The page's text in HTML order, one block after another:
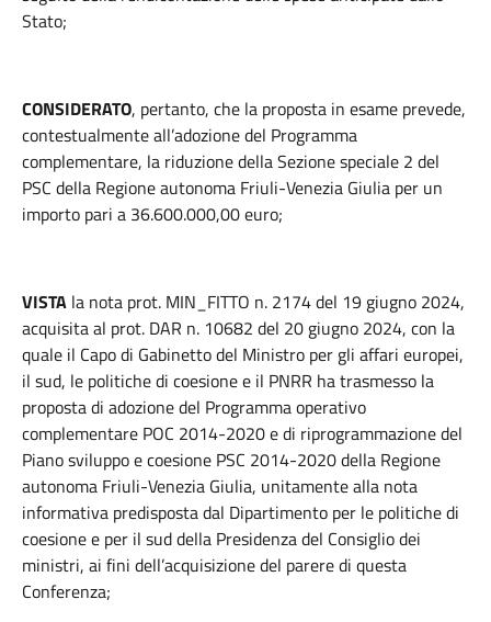
Stato;
CONSIDERATO, pertanto, che la proposta in esame prevede,
contestualmente all’adozione del Programma
complementare, la riduzione della Sezione speciale 2 del
PSC della Regione autonoma Friuli-Venezia Giulia per un
importo pari a 36.600.000,00 euro;
VISTA la nota prot. MIN_FITTO n. 2174 del 19 giugno 2024,
acquisita al prot. DAR n. 10682 del 20 giugno 2024, con la
quale il Capo di Gabinetto del Ministro per gli affari europei,
il sud, le politiche di coesione e il PNRR ha trasmesso la
proposta di adozione del Programma operativo
complementare POC 2014-2020 e di riprogrammazione del
Piano sviluppo e coesione PSC 2014-2020 della Regione
autonoma Friuli-Venezia Giulia, unitamente alla nota
informativa predisposta dal Dipartimento per le politiche di
coesione e per il sud della Presidenza del Consiglio dei
ministri, ai fini dell’acquisizione del parere di questa
Conferenza;